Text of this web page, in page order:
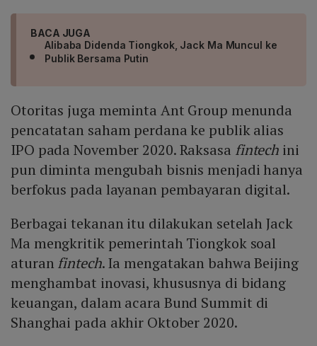
BACA JUGA
Alibaba Didenda Tiongkok, Jack Ma Muncul ke
Publik Bersama Putin
Otoritas juga meminta Ant Group menunda
pencatatan saham perdana ke publik alias
IPO pada November 2020. Raksasa fintech ini
pun diminta mengubah bisnis menjadi hanya
berfokus pada layanan pembayaran digital.
Berbagai tekanan itu dilakukan setelah Jack
Ma mengkritik pemerintah Tiongkok soal
aturan fintech. Ia mengatakan bahwa Beijing
menghambat inovasi, khususnya di bidang
keuangan, dalam acara Bund Summit di
Shanghai pada akhir Oktober 2020.